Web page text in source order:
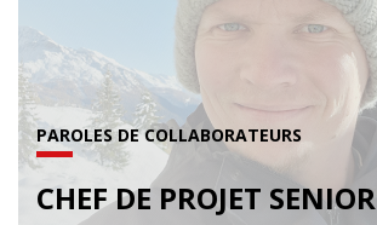
PAROLES DE COLLABORATEURS
CHEF DE PROJET SENIOR